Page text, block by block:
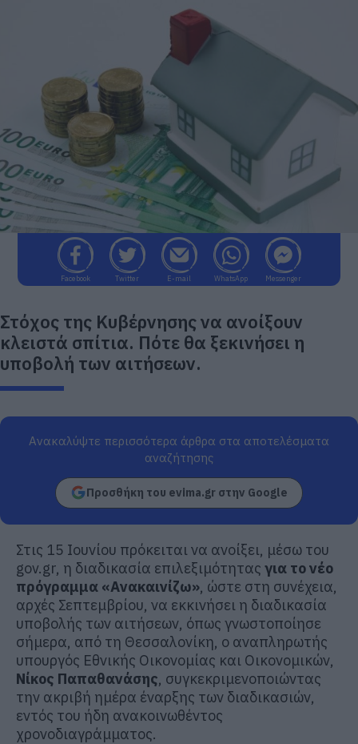
Facebook Twitter E-mail WhatsApp Messenger
Στόχος της Κυβέρνησης να ανοίξουν
κλειστά σπίτια. Πότε θα ξεκινήσει η
υποβολή των αιτήσεων.
Ανακαλύψτε περισσότερα άρθρα στα αποτελέσματα
αναζήτησης
Προσθήκη του evima.gr στην Google
Στις 15 Ιουνίου πρόκειται να ανοίξει, μέσω του
gov.gr, η διαδικασία επιλεξιμότητας για το νέο
πρόγραμμα «Aνακαινίζω», ώστε στη συνέχεια,
αρχές Σεπτεμβρίου, να εκκινήσει η διαδικασία
υποβολής των αιτήσεων, όπως γνωστοποίησε
σήμερα, από τη Θεσσαλονίκη, ο αναπληρωτής
υπουργός Εθνικής Οικονομίας και Οικονομικών,
Νίκος Παπαθανάσης, συγκεκριμενοποιώντας
την ακριβή ημέρα έναρξης των διαδικασιών,
εντός του ήδη ανακοινωθέντος
χρονοδιαγράμματος.